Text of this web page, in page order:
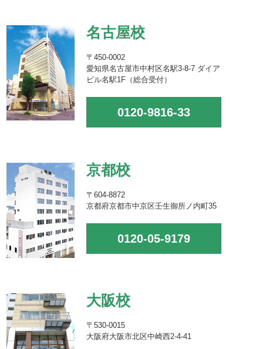
名古屋校
〒450-0002
愛知県名古屋市中村区名駅3-8-7 ダイア
ビル名駅1F（総合受付）
0120-9816-33
京都校
〒604-8872
京都府京都市中京区壬生御所ノ内町35
0120-05-9179
大阪校
〒530-0015
大阪府大阪市北区中崎西2-4-41